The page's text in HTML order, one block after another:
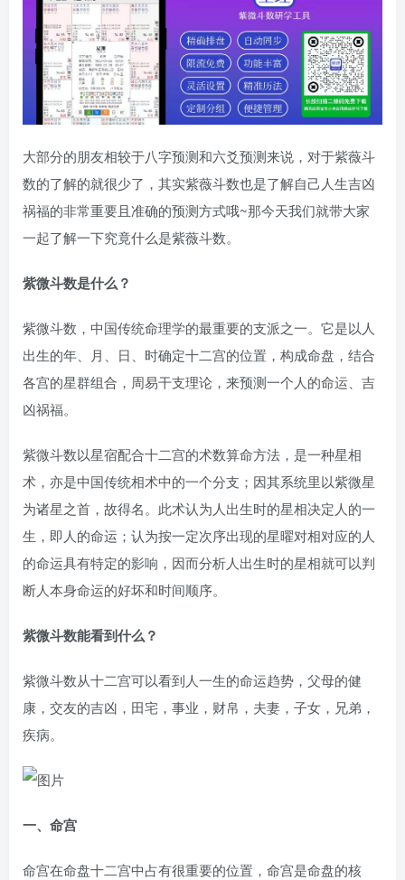
大部分的朋友相较于八字预测和六爻预测来说，对于紫薇斗
数的了解的就很少了，其实紫薇斗数也是了解自己人生吉凶
祸福的非常重要且准确的预测方式哦~那今天我们就带大家
一起了解一下究竟什么是紫薇斗数。
紫微斗数是什么？
紫微斗数，中国传统命理学的最重要的支派之一。它是以人
出生的年、月、日、时确定十二宫的位置，构成命盘，结合
各宫的星群组合，周易干支理论，来预测一个人的命运、吉
凶祸福。
紫微斗数以星宿配合十二宫的术数算命方法，是一种星相
术，亦是中国传统相术中的一个分支；因其系统里以紫微星
为诸星之首，故得名。此术认为人出生时的星相决定人的一
生，即人的命运；认为按一定次序出现的星曜对相对应的人
的命运具有特定的影响，因而分析人出生时的星相就可以判
断人本身命运的好坏和时间顺序。
紫微斗数能看到什么？
紫微斗数从十二宫可以看到人一生的命运趋势，父母的健
康，交友的吉凶，田宅，事业，财帛，夫妻，子女，兄弟，
疾病。
一、命宫
命宫在命盘十二宫中占有很重要的位置，命宫是命盘的核